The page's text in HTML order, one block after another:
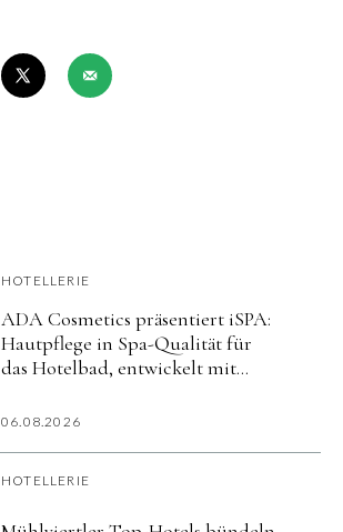
HOTELLERIE
ADA Cosmetics präsentiert iSPA:
Hautpflege in Spa-Qualität für
das Hotelbad, entwickelt mit
06.08.2026
HOTELLERIE